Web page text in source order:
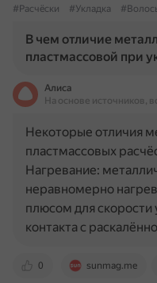
#Расчёски
#Укладка
В чем отличие
пластмассовой при
Алиса
На основе источников,
0 sunmag.me
Некоторые отличия
пластмассовых
Нагревание:
неравномерно
плюсом для скорости
контакта с